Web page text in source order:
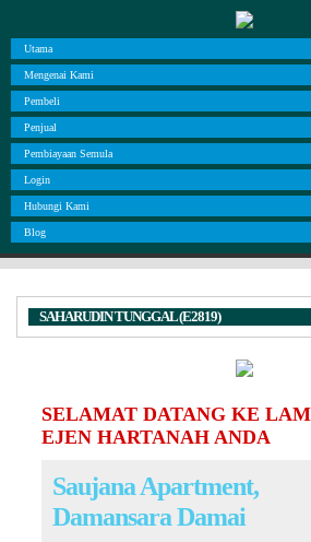
Utama
Mengenai Kami
Pembeli
Penjual
Pembiayaan Semula
Login
Hubungi Kami
Blog
SAHARUDIN TUNGGAL (E2819)
SELAMAT DATANG KE
EJEN HARTANAH ANDA
Saujana Apartment,
Damansara Damai